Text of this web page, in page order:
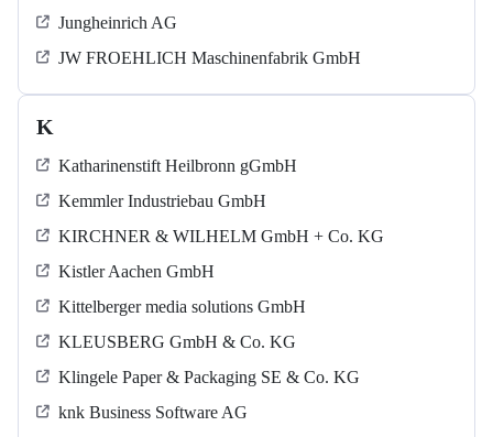
Jungheinrich AG
JW FROEHLICH Maschinenfabrik GmbH
K
Katharinenstift Heilbronn gGmbH
Kemmler Industriebau GmbH
KIRCHNER & WILHELM GmbH + Co. KG
Kistler Aachen GmbH
Kittelberger media solutions GmbH
KLEUSBERG GmbH & Co. KG
Klingele Paper & Packaging SE & Co. KG
knk Business Software AG